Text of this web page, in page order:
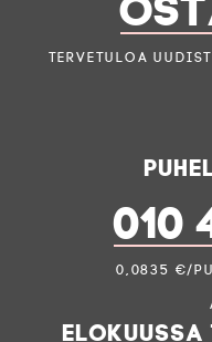
Tervetuloa
010
0,0835 €/
elokuussa